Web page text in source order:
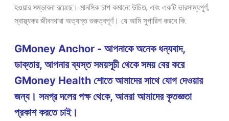
হওয়ার সম্ভাবনা রয়েছে। মানসিক চাপ কমানো উচিত, এবং একটি ভারসাম্যপূর্ণ,
স্বাস্থ্যকর জীবনধারা অত্যন্ত গুরুত্বপূর্ণ। যে আমি সুপারিশ করবে কি.
GMoney Anchor - আপনাকে অনেক ধন্যবাদ,
ডাক্তার, আপনার ব্যস্ত সময়সূচী থেকে সময় বের করে
GMoney Health শোতে আমাদের সাথে যোগ দেওয়ার
জন্য। সমগ্র দলের পক্ষ থেকে, আমরা আমাদের কৃতজ্ঞতা
প্রকাশ করতে চাই।